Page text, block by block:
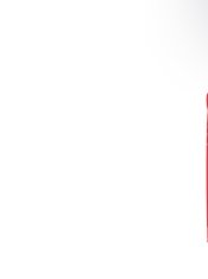
作、投
供大
个人